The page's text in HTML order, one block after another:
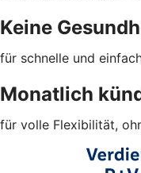
Keine
für schnelle und
Monatlich
für volle Flexibilität,